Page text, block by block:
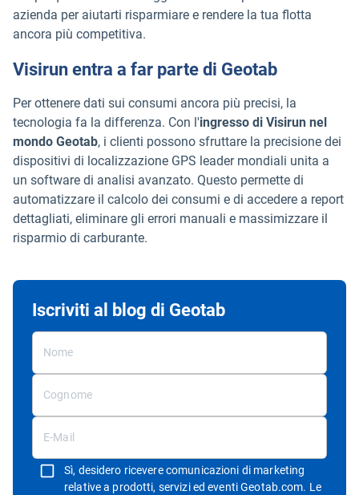
azienda per aiutarti risparmiare e rendere la tua flotta
ancora più competitiva.
Visirun entra a far parte di Geotab
Per ottenere dati sui consumi ancora più precisi, la
tecnologia fa la differenza. Con l'ingresso di Visirun nel
mondo Geotab, i clienti possono sfruttare la precisione dei
dispositivi di localizzazione GPS leader mondiali unita a
un software di analisi avanzato. Questo permette di
automatizzare il calcolo dei consumi e di accedere a report
dettagliati, eliminare gli errori manuali e massimizzare il
risparmio di carburante.
Iscriviti al blog di Geotab
Sì, desidero ricevere comunicazioni di marketing
relative a prodotti, servizi ed eventi Geotab.com. Le